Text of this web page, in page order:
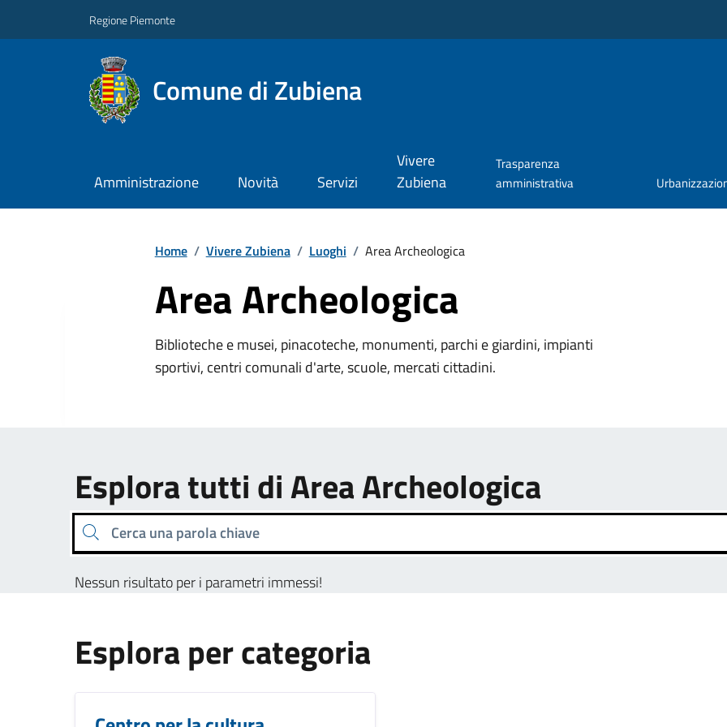
Regione Piemonte
Comune di Zubiena
Amministrazione Novità Servizi
Vivere
Zubiena
Trasparenza
amministrativa
Home / Vivere Zubiena / Luoghi / Area Archeologica
Area Archeologica
Biblioteche e musei, pinacoteche, monumenti, parchi e giardini, impianti
sportivi, centri comunali d'arte, scuole, mercati cittadini.
Esplora tutti di Area Archeologica
Cerca una parola chiave
Nessun risultato per i parametri immessi!
Esplora per categoria